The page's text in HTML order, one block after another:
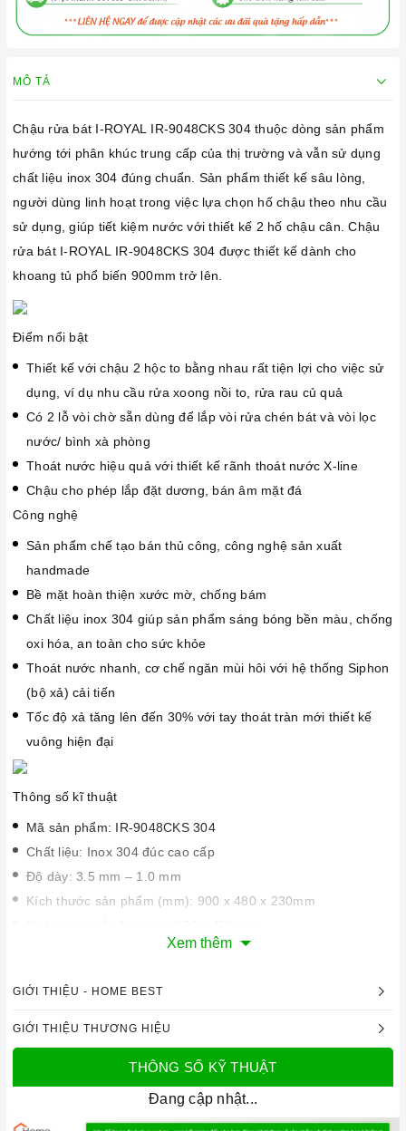
MÔ TẢ
Chậu rửa bát I-ROYAL IR-9048CKS 304 thuộc dòng sản phẩm
hướng tới phân khúc trung cấp của thị trường và vẫn sử dụng
chất liệu inox 304 đúng chuẩn. Sản phẩm thiết kế sâu lòng,
người dùng linh hoạt trong việc lựa chọn hố chậu theo nhu cầu
sử dụng, giúp tiết kiệm nước với thiết kế 2 hố chậu cân. Chậu
rửa bát I-ROYAL IR-9048CKS 304 được thiết kế dành cho
khoang tủ phổ biến 900mm trở lên.
Điểm nổi bật
Thiết kế với chậu 2 hộc to bằng nhau rất tiện lợi cho việc sử
dụng, ví dụ nhu cầu rửa xoong nồi to, rửa rau củ quả
Có 2 lỗ vòi chờ sẵn dùng để lắp vòi rửa chén bát và vòi lọc
nước/ bình xà phòng
Thoát nước hiệu quả với thiết kế rãnh thoát nước X-line
Chậu cho phép lắp đặt dương, bán âm mặt đá
Công nghệ
Sản phẩm chế tạo bán thủ công, công nghệ sản xuất
handmade
Bề mặt hoàn thiện xước mờ, chống bám
Chất liệu inox 304 giúp sản phẩm sáng bóng bền màu, chống
oxi hóa, an toàn cho sức khỏe
Thoát nước nhanh, cơ chế ngăn mùi hôi với hệ thống Siphon
(bộ xả) cải tiến
Tốc độ xả tăng lên đến 30% với tay thoát tràn mới thiết kế
vuông hiện đại
Thông số kĩ thuật
Mã sản phẩm: IR-9048CKS 304
Chất liệu: Inox 304 đúc cao cấp
Độ dày: 3.5 mm – 1.0 mm
Kích thước sản phẩm (mm): 900 x 480 x 230mm
Xuất xứ: Chính hãng – theo tiêu chuẩn chất lượng cao
Xem thêm
GIỚI THIỆU - HOME BEST
GIỚI THIỆU THƯƠNG HIỆU
THÔNG SỐ KỸ THUẬT
Đang cập nhật...